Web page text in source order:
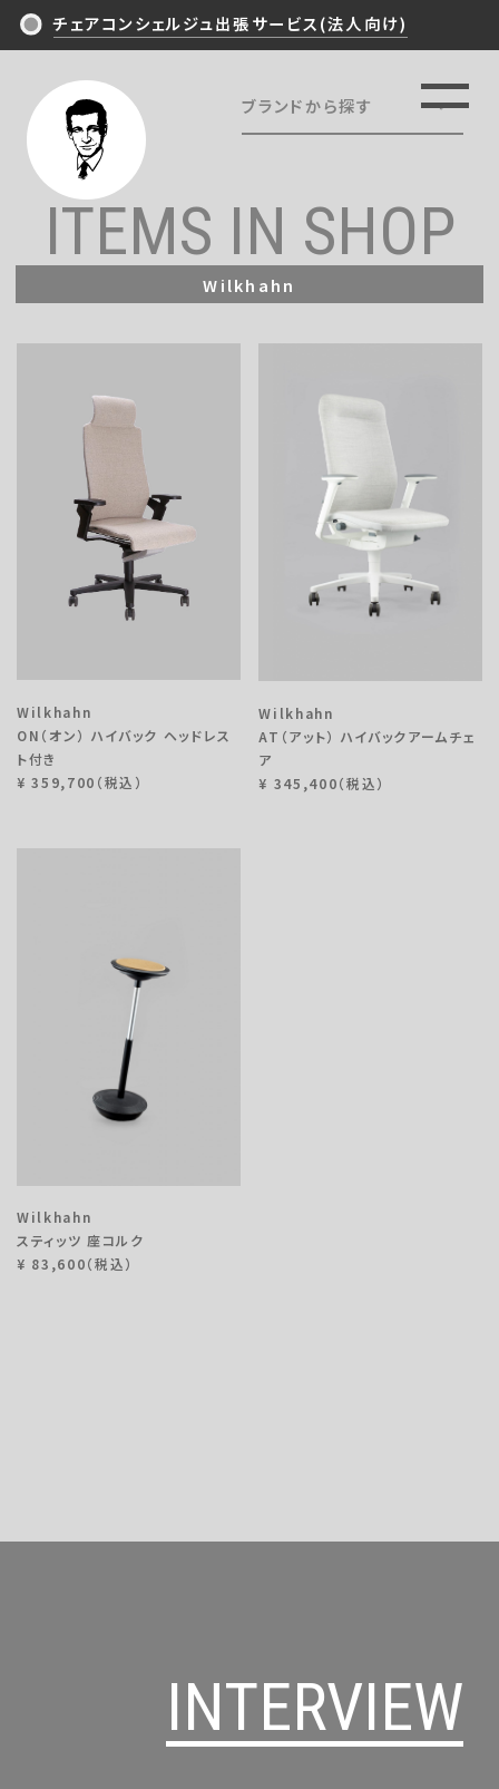
TOP
NEWS/ARTICLES
PHILOSOPHY
EXPERIENCE
ITEMS IN SHOP
CONTACT
ACCESS
OFFICIAL ACCOUNT
チェアコンシェルジュ出張サービス(法人向け)
ブランドから探す
Ergohuman
HermanMiller
OKAMURA
Steelcase
KOKUYO
ITOKI
HAWORTH
UCHIDA
LION
vitra
ITEMS IN SHOP
Wilkhahn
Wilkhahn
ON（オン） ハイバック ヘッドレス
ト付き
¥ 359,700（税込）
Wilkhahn
AT（アット） ハイバックアームチェ
ア
¥ 345,400（税込）
Wilkhahn
スティッツ 座コルク
¥ 83,600（税込）
INTERVIEW